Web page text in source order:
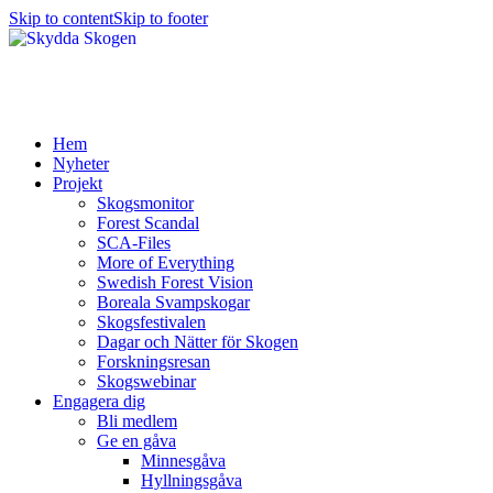
Skip to contentSkip to footer
Hem
Nyheter
Projekt
Skogsmonitor
Forest Scandal
SCA-Files
More of Everything
Swedish Forest Vision
Boreala Svampskogar
Skogsfestivalen
Dagar och Nätter för Skogen
Forskningsresan
Skogswebinar
Engagera dig
Bli medlem
Ge en gåva
Minnesgåva
Hyllningsgåva